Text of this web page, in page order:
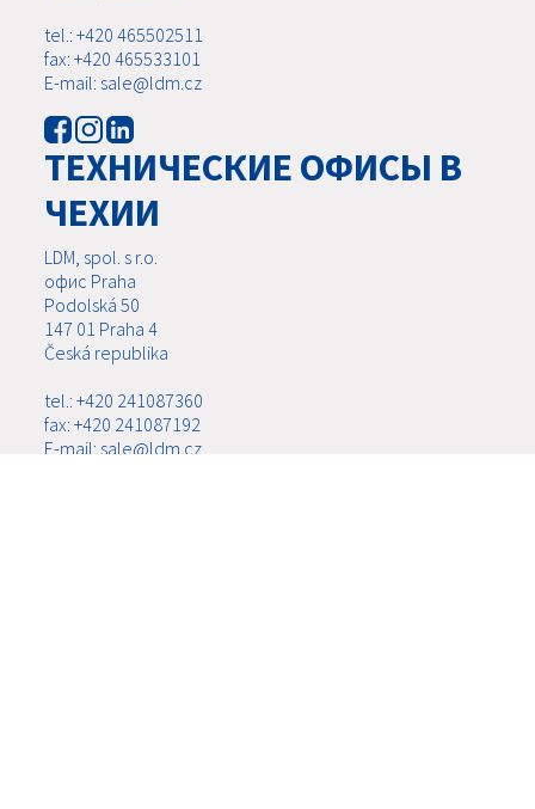
tel.: +420 465502511
fax: +420 465533101
E-mail: sale@ldm.cz
ТЕХНИЧЕСКИЕ ОФИСЫ В
ЧЕХИИ
LDM, spol. s r.o.
офис Praha
Podolská 50
147 01 Praha 4
Česká republika
tel.: +420 241087360
fax: +420 241087192
E-mail: sale@ldm.cz